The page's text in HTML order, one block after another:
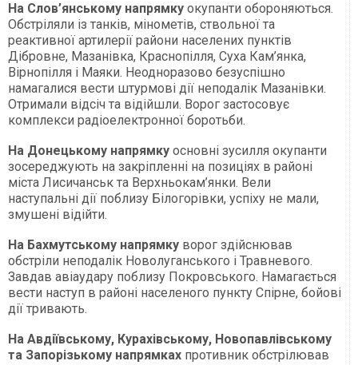
На Слов’янському напрямку окупанти обороняються.
Обстріляли із танків, мінометів, ствольної та
реактивної артилерії райони населених пунктів
Дібровне, Мазанівка, Краснопілля, Суха Кам’янка,
Вірнопілля і Маяки. Неодноразово безуспішно
намагалися вести штурмові дії неподалік Мазанівки.
Отримали відсіч та відійшли. Ворог застосовує
комплекси радіоелектронної боротьби.
На Донецькому напрямку основні зусилля окупанти
зосереджують на закріпленні на позиціях в районі
міста Лисичанськ та Верхньокам’янки. Вели
наступальні дії поблизу Білогорівки, успіху не мали,
змушені відійти.
На Бахмутському напрямку ворог здійснював
обстріли неподалік Новолуганського і Травневого.
Завдав авіаудару поблизу Покровського. Намагається
вести наступ в районі населеного пункту Спірне, бойові
дії тривають.
На Авдіївському, Курахівському, Новопавлівському
та Запорізькому напрямках противник обстрілював